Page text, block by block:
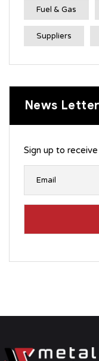
Fuel & Gas
Suppliers
News Letter
Sign up to